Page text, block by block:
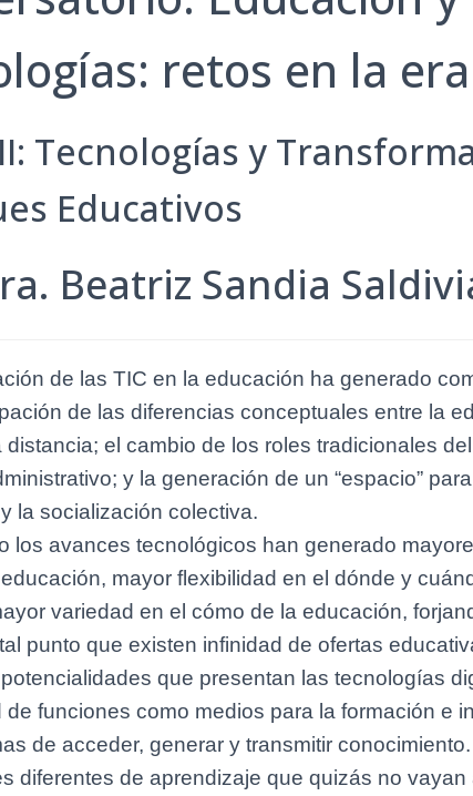
retos en la
Tecnologías y
Educativos
Beatriz Sandia
de las TIC en la educación ha generado
de las diferencias conceptuales entre la
el cambio de los roles tradicionales
y la generación de un “espacio”
la socialización colectiva.
los avances tecnológicos han generado
mayor flexibilidad en el dónde y
variedad en el cómo de la educación,
punto que existen infinidad de ofertas
que presentan las tecnologías
de funciones como medios para la formación e
de acceder, generar y transmitir
diferentes de aprendizaje que quizás no vayan